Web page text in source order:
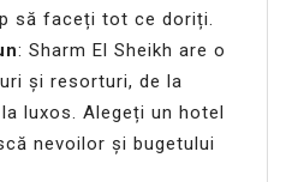
să faceți tot ce doriți.
: Sharm El Sheikh are o
și resorturi, de la
luxos. Alegeți un hotel
nevoilor și bugetului